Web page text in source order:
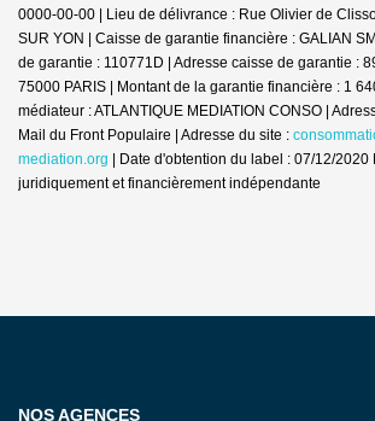
0000-00-00 | Lieu de délivrance : Rue Olivier de
SUR YON | Caisse de garantie financière : GALIAN
de garantie : 110771D | Adresse caisse de garantie :
75000 PARIS | Montant de la garantie financière : 1
médiateur : ATLANTIQUE MEDIATION CONSO |
Mail du Front Populaire | Adresse du site :
mediation.org | Date d'obtention du label : 07/12/2020
juridiquement et financièrement indépendante
NOS AGENCES